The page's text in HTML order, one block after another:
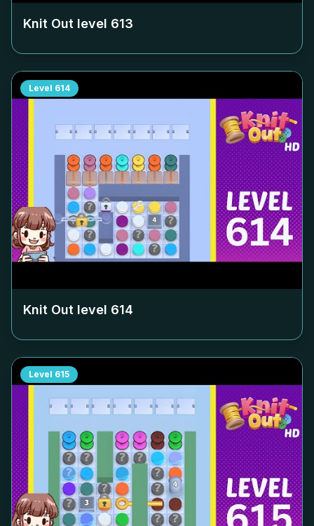
Knit Out level 613
Level 614
Knit Out level 614
Level 615